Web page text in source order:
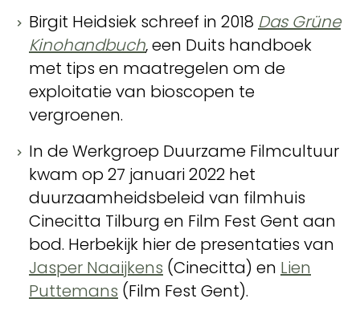
Birgit Heidsiek schreef in 2018 Das Grüne
Kinohandbuch, een Duits handboek
met tips en maatregelen om de
exploitatie van bioscopen te
vergroenen.
In de Werkgroep Duurzame Filmcultuur
kwam op 27 januari 2022 het
duurzaamheidsbeleid van filmhuis
Cinecitta Tilburg en Film Fest Gent aan
bod. Herbekijk hier de presentaties van
Jasper Naaijkens (Cinecitta) en Lien
Puttemans (Film Fest Gent).